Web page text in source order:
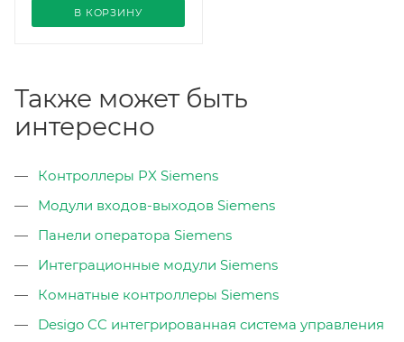
В КОРЗИНУ
Также может быть
интересно
Контроллеры PX Siemens
Модули входов-выходов Siemens
Панели оператора Siemens
Интеграционные модули Siemens
Комнатные контроллеры Siemens
Desigo CC интегрированная система управления